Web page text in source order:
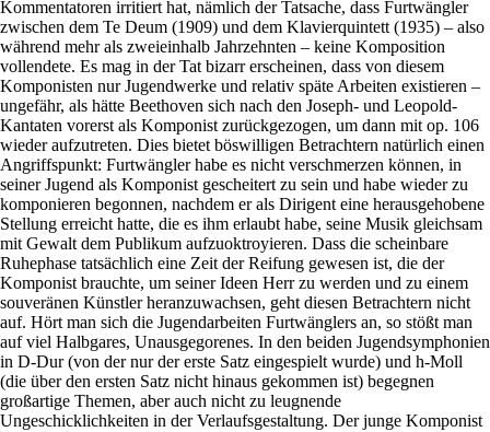
Kommentatoren irritiert hat, nämlich der Tatsache, dass Furtwängler
zwischen dem Te Deum (1909) und dem Klavierquintett (1935) – also
während mehr als zweieinhalb Jahrzehnten – keine Komposition
vollendete. Es mag in der Tat bizarr erscheinen, dass von diesem
Komponisten nur Jugendwerke und relativ späte Arbeiten existieren –
ungefähr, als hätte Beethoven sich nach den Joseph- und Leopold-
Kantaten vorerst als Komponist zurückgezogen, um dann mit op. 106
wieder aufzutreten. Dies bietet böswilligen Betrachtern natürlich einen
Angriffspunkt: Furtwängler habe es nicht verschmerzen können, in
seiner Jugend als Komponist gescheitert zu sein und habe wieder zu
komponieren begonnen, nachdem er als Dirigent eine herausgehobene
Stellung erreicht hatte, die es ihm erlaubt habe, seine Musik gleichsam
mit Gewalt dem Publikum aufzuoktroyieren. Dass die scheinbare
Ruhephase tatsächlich eine Zeit der Reifung gewesen ist, die der
Komponist brauchte, um seiner Ideen Herr zu werden und zu einem
souveränen Künstler heranzuwachsen, geht diesen Betrachtern nicht
auf. Hört man sich die Jugendarbeiten Furtwänglers an, so stößt man
auf viel Halbgares, Unausgegorenes. In den beiden Jugendsymphonien
in D-Dur (von der nur der erste Satz eingespielt wurde) und h-Moll
(die über den ersten Satz nicht hinaus gekommen ist) begegnen
großartige Themen, aber auch nicht zu leugnende
Ungeschicklichkeiten in der Verlaufsgestaltung. Der junge Komponist